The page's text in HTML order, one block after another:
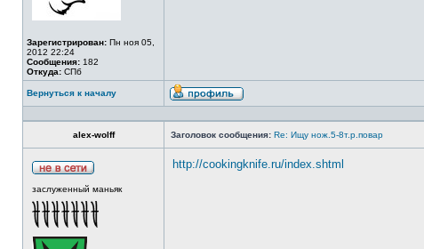
Зарегистрирован: Пн ноя 05,
2012 22:24
Сообщения: 182
Откуда: СПб
Вернуться к началу
alex-wolff Заголовок сообщения: Re: Ищу нож.5-8т.р.повар
заслуженный маньяк
http://cookingknife.ru/index.shtml